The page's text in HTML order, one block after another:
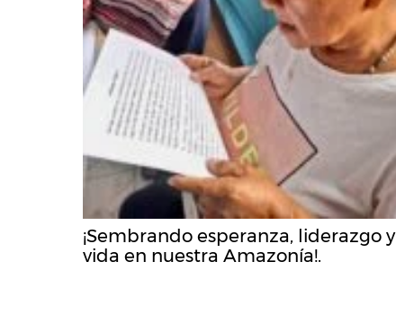
¡Sembrando esperanza, liderazgo y
vida en nuestra Amazonía!.